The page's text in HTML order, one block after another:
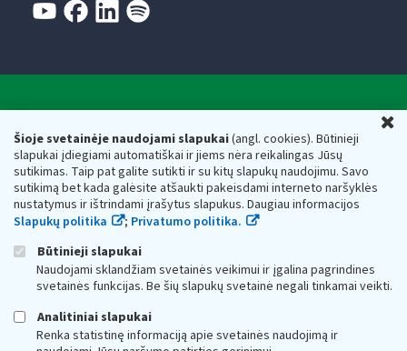
Šioje svetainėje naudojami slapukai(angl. cookies). Būtinieji
slapukai įdiegiami automatiškai ir jiems nėra reikalingas Jūsų
sutikimas. Taip pat galite sutikti ir su kitų slapukų naudojimu. Savo
sutikimą bet kada galėsite atšaukti pakeisdami interneto naršyklės
nustatymus ir ištrindami įrašytus slapukus. Daugiau informacijos
Slapukų politika
; Privatumo politika.
Būtinieji slapukai
Naudojami sklandžiam svetainės veikimui ir įgalina pagrindines
svetainės funkcijas. Be šių slapukų svetainė negali tinkamai veikti.
Analitiniai slapukai
Renka statistinę informaciją apie svetainės naudojimą ir
Respublikos finansų ministerijos
Biudžetinė įstaiga. Juridinio asmens kodas — 188659752,
adresas: Vasario 16-osios g. 14, 01107 Vilnius, Lietuva, el.paštas:
vmi@vmi.lt, E. pristatymo dėžutės adresas 188659752
Duomenys apie Valstybinę mokesčių inspekciją prie Lietuvos
Respublikos finansų ministerijos kaupiami ir saugomi Juridinių